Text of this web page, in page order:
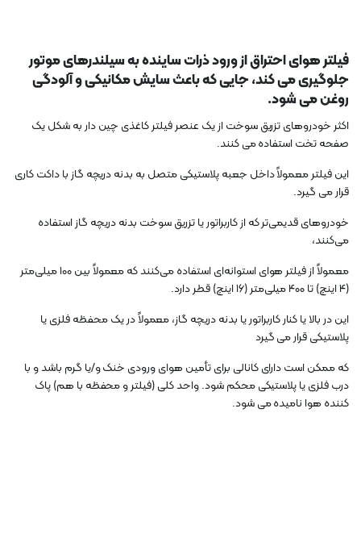
فیلتر هوای احتراق از ورود ذرات ساینده به سیلندرهای موتور
جلوگیری می کند، جایی که باعث سایش مکانیکی و آلودگی
روغن می شود.
اکثر خودروهای تزریق سوخت از یک عنصر فیلتر کاغذی چین دار به شکل یک
صفحه تخت استفاده می کنند.
این فیلتر معمولاً داخل جعبه پلاستیکی متصل به بدنه دریچه گاز با داکت کاری
قرار می گیرد.
خودروهای قدیمی‌تر که از کاربراتور یا تزریق سوخت بدنه دریچه گاز استفاده
می‌کنند،
معمولاً از فیلتر هوای استوانه‌ای استفاده می‌کنند که معمولاً بین ۱۰۰ میلی‌متر
(۴ اینچ) تا ۴۰۰ میلی‌متر (۱۶ اینچ) قطر دارد.
این در بالا یا کنار کاربراتور یا بدنه دریچه گاز، معمولاً در یک محفظه فلزی یا
پلاستیکی قرار می گیرد
که ممکن است دارای کانالی برای تأمین هوای ورودی خنک و/یا گرم باشد و با
درب فلزی یا پلاستیکی محکم شود. واحد کلی (فیلتر و محفظه با هم) پاک
کننده هوا نامیده می شود.